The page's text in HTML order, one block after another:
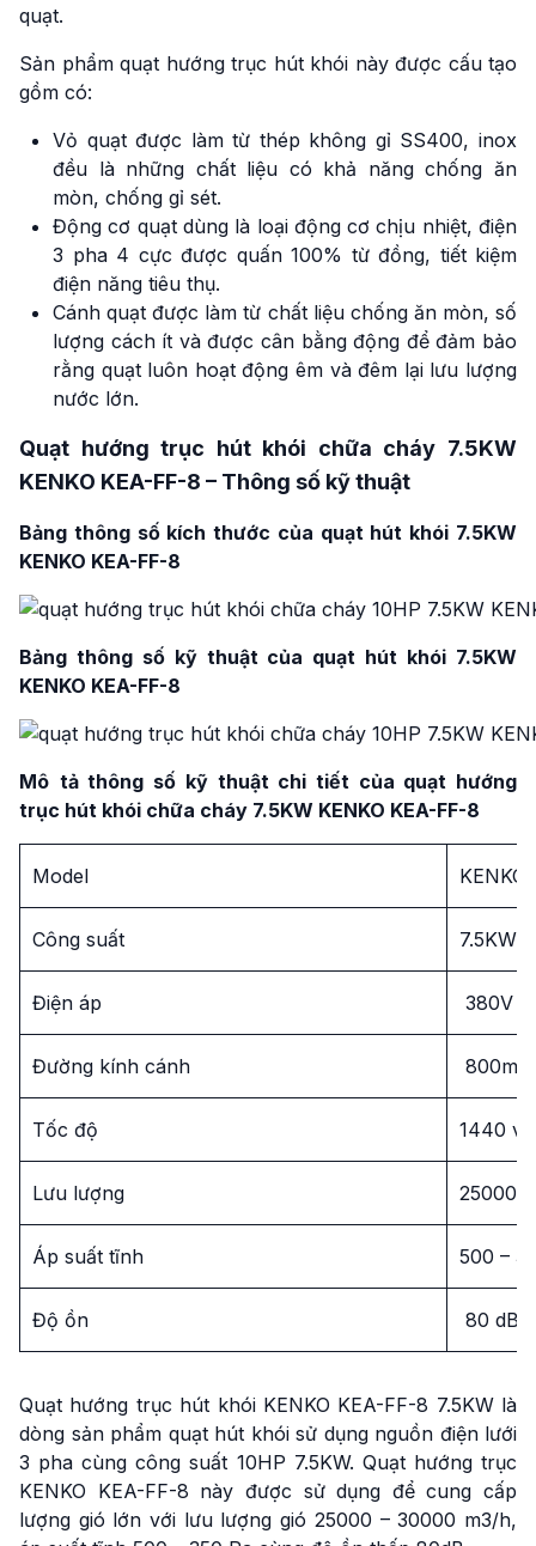
quạt.
Sản phẩm quạt hướng trục hút khói này được cấu tạo
gồm có:
Vỏ quạt được làm từ thép không gỉ SS400, inox
đều là những chất liệu có khả năng chống ăn
mòn, chống gỉ sét.
Động cơ quạt dùng là loại động cơ chịu nhiệt, điện
3 pha 4 cực được quấn 100% từ đồng, tiết kiệm
điện năng tiêu thụ.
Cánh quạt được làm từ chất liệu chống ăn mòn, số
lượng cách ít và được cân bằng động để đảm bảo
rằng quạt luôn hoạt động êm và đêm lại lưu lượng
nước lớn.
Quạt hướng trục hút khói chữa cháy 7.5KW
KENKO KEA-FF-8 – Thông số kỹ thuật
Bảng thông số kích thước của quạt hút khói 7.5KW
KENKO KEA-FF-8
Bảng thông số kỹ thuật của quạt hút khói 7.5KW
KENKO KEA-FF-8
Mô tả thông số kỹ thuật chi tiết của quạt hướng
trục hút khói chữa cháy 7.5KW KENKO KEA-FF-8
Model KENKO
Công suất 7.5KW
Điện áp 380V –
Đường kính cánh 800mm
Tốc độ 1440 v/
Lưu lượng 25000
Áp suất tĩnh 500 –
Độ ồn 80 dB
Quạt hướng trục hút khói KENKO KEA-FF-8 7.5KW là
dòng sản phẩm quạt hút khói sử dụng nguồn điện lưới
3 pha cùng công suất 10HP 7.5KW. Quạt hướng trục
KENKO KEA-FF-8 này được sử dụng để cung cấp
lượng gió lớn với lưu lượng gió 25000 – 30000 m3/h,